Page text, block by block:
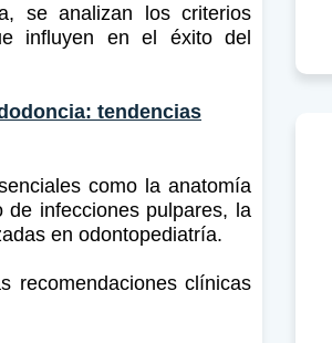
se analizan los criterios
influyen en el éxito del
tendencias
como la anatomía
infecciones pulpares, la
en odontopediatría.
recomendaciones clínicas